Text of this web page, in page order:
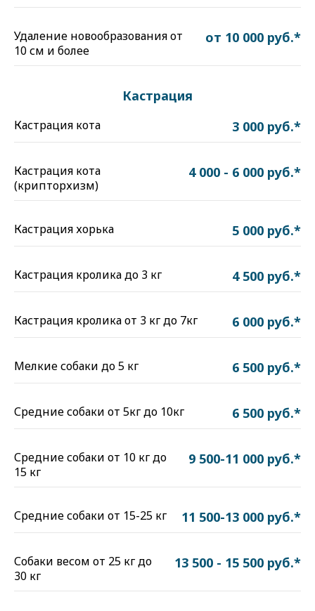
Удаление новообразования от
10 см и более
от 10 000 руб.*
Кастрация
Кастрация кота 3 000 руб.*
Кастрация кота
(крипторхизм)
4 000 - 6 000 руб.*
Кастрация хорька 5 000 руб.*
Кастрация кролика до 3 кг 4 500 руб.*
Кастрация кролика от 3 кг до 7кг 6 000 руб.*
Мелкие собаки до 5 кг 6 500 руб.*
Средние собаки от 5кг до 10кг 6 500 руб.*
Средние собаки от 10 кг до
15 кг
9 500-11 000 руб.*
Средние собаки от 15-25 кг 11 500-13 000 руб.*
Собаки весом от 25 кг до
30 кг
13 500 - 15 500 руб.*